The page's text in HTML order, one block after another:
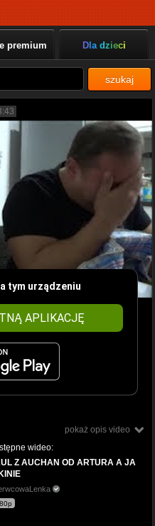
premium Dla dzieci
szukaj
tym urządzeniu
APLIKACJĘ
pokaż opis video
wideo:
Z AUCHAN OD ARTURA A JA